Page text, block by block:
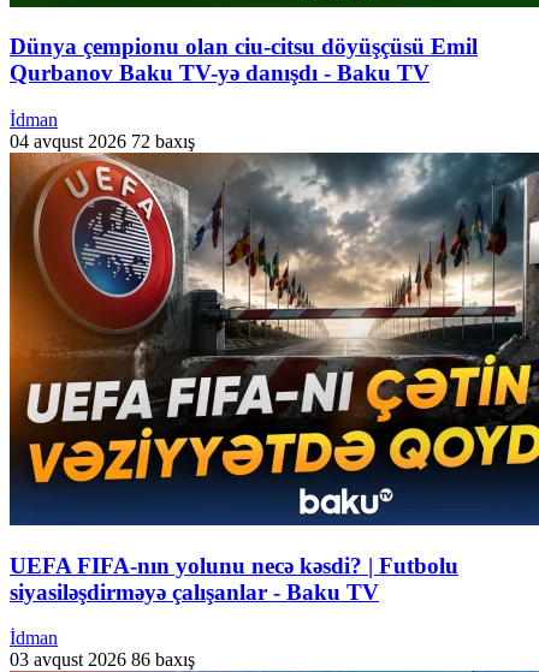
Dünya çempionu olan ciu-citsu döyüşçüsü Emil
Qurbanov Baku TV-yə danışdı - Baku TV
İdman
04 avqust 2026 72 baxış
UEFA FIFA-nın yolunu necə kəsdi? | Futbolu
siyasiləşdirməyə çalışanlar - Baku TV
İdman
03 avqust 2026 86 baxış